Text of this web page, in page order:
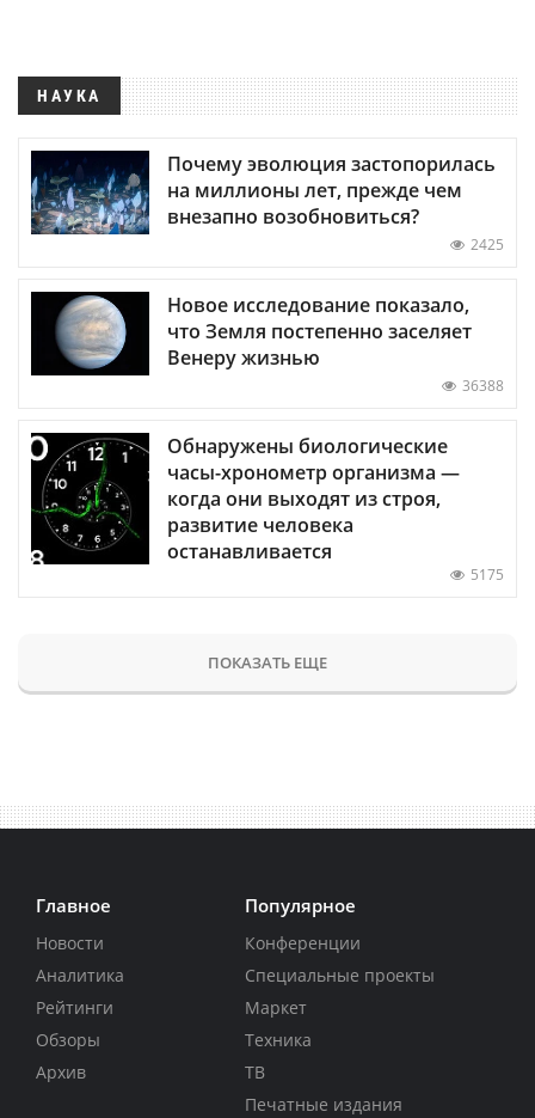
НАУКА
Почему эволюция застопорилась
на миллионы лет, прежде чем
внезапно возобновиться?
2425
Новое исследование показало,
что Земля постепенно заселяет
Венеру жизнью
36388
Обнаружены биологические
часы-хронометр организма —
когда они выходят из строя,
развитие человека
останавливается
5175
ПОКАЗАТЬ ЕЩЕ
Главное
Новости
Аналитика
Рейтинги
Обзоры
Архив
Популярное
Конференции
Специальные проекты
Маркет
Техника
ТВ
Печатные издания